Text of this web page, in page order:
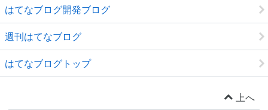
はてなブログ開発ブログ
週刊はてなブログ
はてなブログトップ
上へ